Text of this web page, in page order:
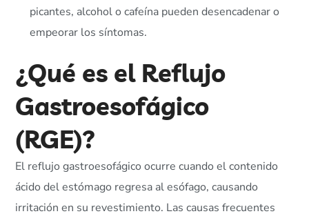
picantes, alcohol o cafeína pueden desencadenar o
empeorar los síntomas.
¿Qué es el Reflujo
Gastroesofágico
(RGE)?
El reflujo gastroesofágico ocurre cuando el contenido
ácido del estómago regresa al esófago, causando
irritación en su revestimiento. Las causas frecuentes